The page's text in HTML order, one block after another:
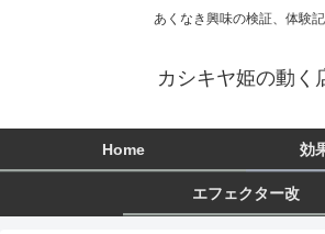
あくなき興味の検証、体験
カシキヤ姫の動く
Home 効
エフェクター改